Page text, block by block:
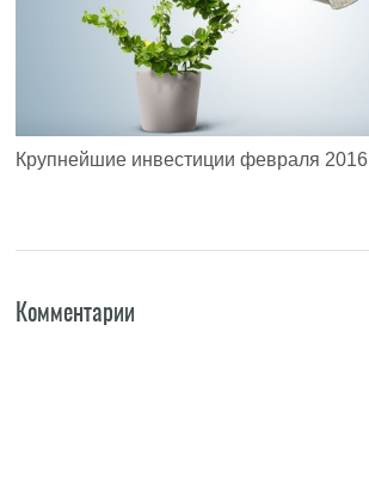
Крупнейшие инвестиции февраля 2016
Комментарии